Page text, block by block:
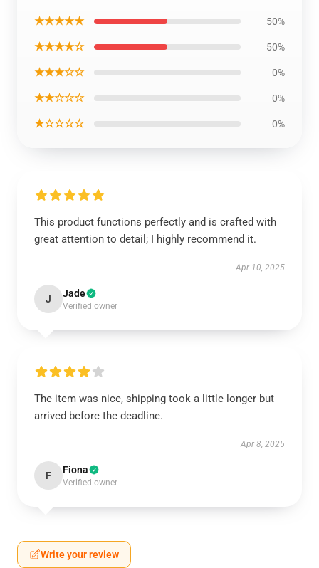
★★★★★ 50%
★★★★☆ 50%
★★★☆☆ 0%
★★☆☆☆ 0%
★☆☆☆☆ 0%
This product functions perfectly and is crafted with
great attention to detail; I highly recommend it.
Apr 10, 2025
J Jade
Verified owner
The item was nice, shipping took a little longer but
arrived before the deadline.
Apr 8, 2025
F Fiona
Verified owner
Write your review